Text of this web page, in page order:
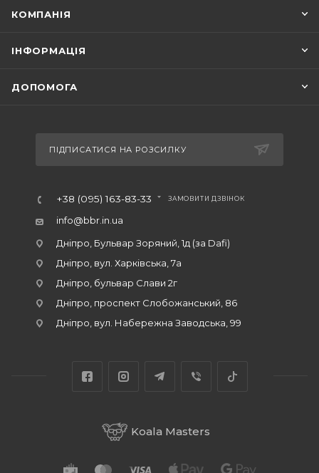
КОМПАНІЯ
ІНФОРМАЦІЯ
ДОПОМОГА
ПІДПИСАТИСЯ НА РОЗСИЛКУ
+38 (095) 163-83-33 ЗАМОВИТИ ДЗВІНОК
info@bbr.in.ua
Дніпро, Бульвар Зоряний, 1д (за Dafi)
Дніпро, вул. Харківська, 7а
Дніпро, бульвар Слави 2г
Дніпро, проспект Слобожанський, 86
Дніпро, вул. Набережна Заводська, 99
Koala Masters